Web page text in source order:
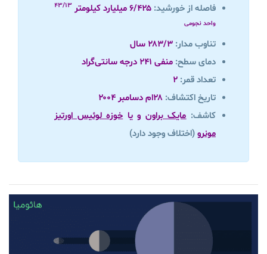
فاصله از خورشید: ۶/۴۲۵ میلیارد کیلومتر
۴۳/۱۳
واحد نجومی
تناوب مدار: ۲۸۳/۳ سال
دمای سطح: منفی ۲۴۱ درجه سانتی‌گراد
تعداد قمر: ۲
تاریخ اکتشاف: ۲۸ام دسامبر ۲۰۰۴
کاشف:مایک براون و یاخوزه لوئیس اورتیز
مونرو(اختلاف وجود دارد)